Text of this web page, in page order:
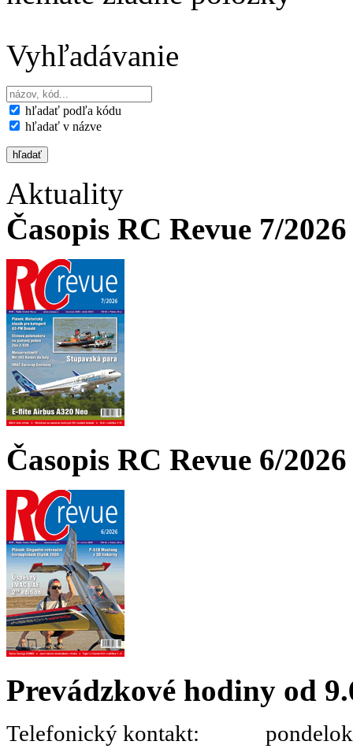
Vyhľadávanie
hľadať podľa kódu
hľadať v názve
Aktuality
Časopis RC Revue 7/
Časopis RC Revue 6/
Prevádzkové hodiny od
Telefonický kontakt: